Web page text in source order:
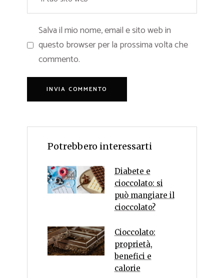
Salva il mio nome, email e sito web in
questo browser per la prossima volta che
commento.
Potrebbero interessarti
Diabete e
cioccolato: si
può mangiare il
cioccolato?
Cioccolato:
proprietà,
benefici e
calorie